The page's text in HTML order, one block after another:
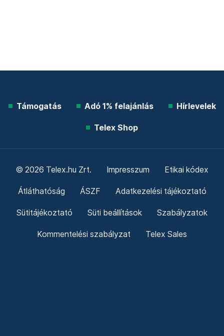
Támogatás Adó 1% felajánlás Hírlevelek
Telex Shop
© 2026 Telex.hu Zrt. Impresszum Etikai kódex
Átláthatóság ÁSZF Adatkezelési tájékoztató
Sütitájékoztató Süti beállítások Szabályzatok
Kommentelési szabályzat Telex Sales